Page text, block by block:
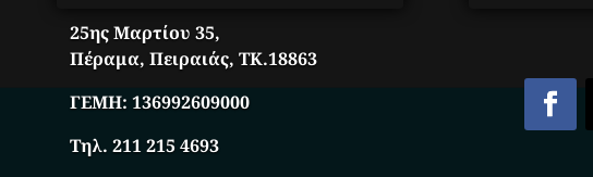
25ης Μαρτίου 35,
Πέραμα, Πειραιάς, ΤΚ.18863
ΓΕΜΗ:136992609000
Τηλ. 211 215 4693